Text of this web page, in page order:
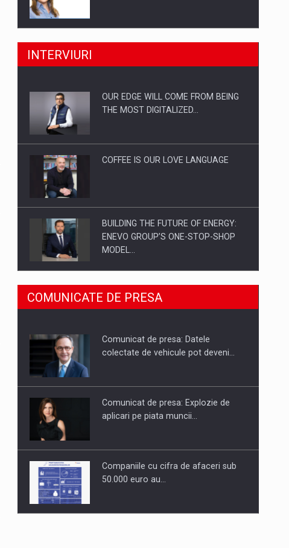
Producatorii si comerciantii care nu
Proteinmaxxing and the Future of
INTERVIURI
OUR EDGE WILL COME FROM BEING
THE MOST DIGITALIZED…
COFFEE IS OUR LOVE LANGUAGE
BUILDING THE FUTURE OF ENERGY:
ENEVO GROUP’S ONE-STOP-SHOP
MODEL…
ROOTED IN ROMANIA, BUILT TO
DELIVER TECHNOLOGY FOR THE…
PUTTING ROMANIAN CORPORATE
COMUNICATE DE PRESA
Comunicat de presa: Datele
colectate de vehicule pot deveni…
Comunicat de presa: Explozie de
aplicari pe piata muncii…
Companiile cu cifra de afaceri sub
50.000 euro au…